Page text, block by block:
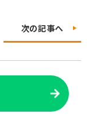
次の記事へ